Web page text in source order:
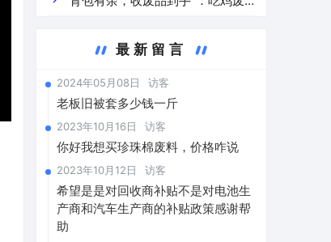
最新留言
2024年05月08日 访客
老板旧被套多少钱一斤
2023年10月16日 访客
你好我想买珍珠棉废料，价格咋说
2023年10月12日 访客
希望是是对回收商补贴不是对电池生
产商和汽车生产商的补贴政策感谢帮
助